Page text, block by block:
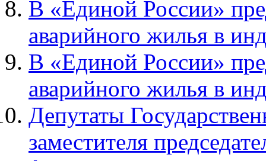
В «Единой России»
аварийного жилья в
В «Единой России»
аварийного жилья в
Депутаты
заместителя